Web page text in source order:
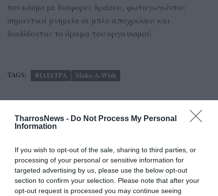
TharrosNews - Do Not Process My Personal
Information
If you wish to opt-out of the sale, sharing to third parties, or
processing of your personal or sensitive information for
targeted advertising by us, please use the below opt-out
section to confirm your selection. Please note that after your
opt-out request is processed you may continue seeing
τον κόσμο με διάφορες δράσεις, φωταγωγώντας
σημαντικά μνημεία σε μπλε αποχρώσεις και
διαδίδοντας το όραμα του οργανισμού.
TAGS: ΦΙΛΙΑΤΡΑ Make-A-Wish